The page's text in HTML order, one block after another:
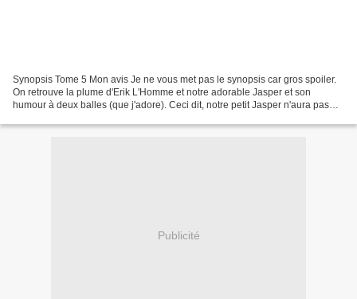
Synopsis Tome 5 Mon avis Je ne vous met pas le synopsis car gros spoiler.
On retrouve la plume d'Erik L'Homme et notre adorable Jasper et son
humour à deux balles (que j'adore). Ceci dit, notre petit Jasper n'aura pas
Publicité